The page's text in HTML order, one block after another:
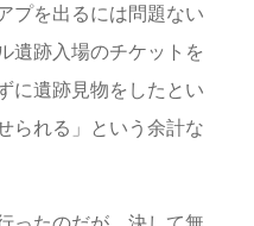
プを出るには問題ない
遺跡入場のチケットを
に遺跡見物をしたとい
られる」という余計な